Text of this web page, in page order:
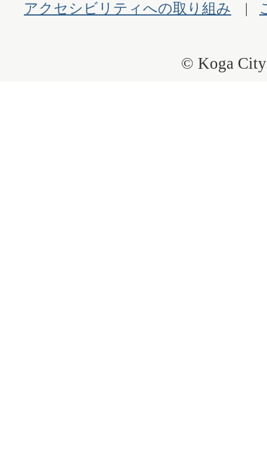
アクセシビリティへの取り組み
© Koga City